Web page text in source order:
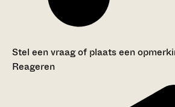
Stel een vraag of plaats een
Reageren